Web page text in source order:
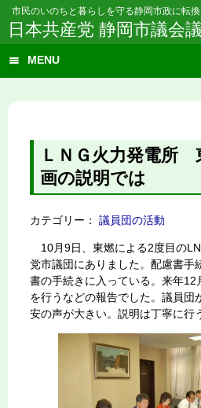
市民のいのちと暮らしを守る静岡市政に転
日本共産党 静岡市議会
MENU
ＬＮＧ火力発電所
画の説明では
カテゴリー： 議員団の活動
10月9日、東燃による2度目の
党市議団にありました。配慮書手
書の手続きに入っている。来年12
を行うなどの報告でした。議員団
安の声が大きい。説明は丁寧に行